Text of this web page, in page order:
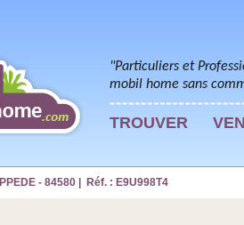
"Particuliers et
mobil home sans
TROUVER
- 84580 | Réf. : E9U998T4